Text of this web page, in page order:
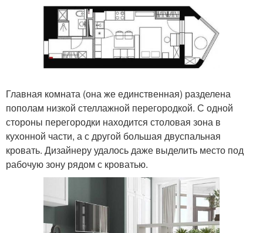
Главная комната (она же единственная) разделена
пополам низкой стеллажной перегородкой. С одной
стороны перегородки находится столовая зона в
кухонной части, а с другой большая двуспальная
кровать. Дизайнеру удалось даже выделить место под
рабочую зону рядом с кроватью.